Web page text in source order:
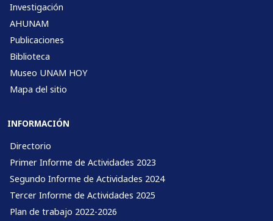
Investigación
AHUNAM
Publicaciones
Biblioteca
Museo UNAM HOY
Mapa del sitio
INFORMACIÓN
Directorio
Primer Informe de Actividades 2023
Segundo Informe de Actividades 2024
Tercer Informe de Actividades 2025
Plan de trabajo 2022-2026